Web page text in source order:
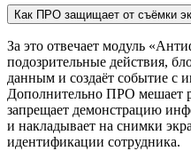
Как ПРО защищает от съёмки
За это отвечает модуль
подозрительные действия,
данным и создаёт событие с
Дополнительно ПРО мешает
запрещает демонстрацию
и накладывает на снимки
идентификации сотрудника.